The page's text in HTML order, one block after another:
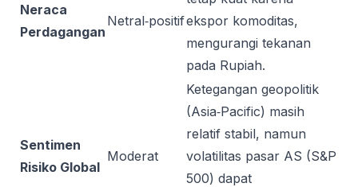
Neraca
Perdagangan
Netral‑positifekspor komoditas,
mengurangi tekanan
pada Rupiah.
Sentimen
Risiko Global
Moderat
Ketegangan geopolitik
(Asia‑Pacific) masih
relatif stabil, namun
volatilitas pasar AS (S&P
500) dapat